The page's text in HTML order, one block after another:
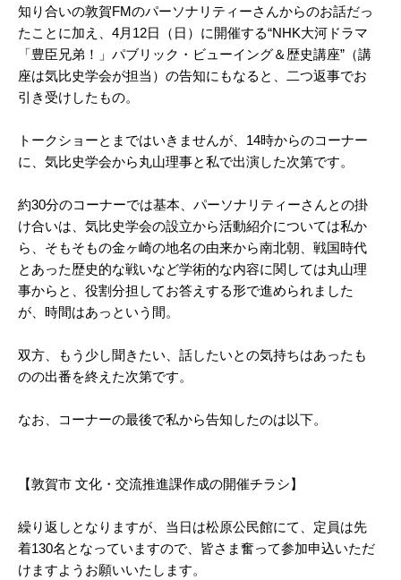
知り合いの敦賀FMのパーソナリティーさんからのお話だっ
たことに加え、4月12日（日）に開催する“NHK大河ドラマ
「豊臣兄弟！」パブリック・ビューイング＆歴史講座”（講
座は気比史学会が担当）の告知にもなると、二つ返事でお
引き受けしたもの。
トークショーとまではいきませんが、14時からのコーナー
に、気比史学会から丸山理事と私で出演した次第です。
約30分のコーナーでは基本、パーソナリティーさんとの掛
け合いは、気比史学会の設立から活動紹介については私か
ら、そもそもの金ヶ崎の地名の由来から南北朝、戦国時代
とあった歴史的な戦いなど学術的な内容に関しては丸山理
事からと、役割分担してお答えする形で進められました
が、時間はあっという間。
双方、もう少し聞きたい、話したいとの気持ちはあったも
のの出番を終えた次第です。
なお、コーナーの最後で私から告知したのは以下。
【敦賀市 文化・交流推進課作成の開催チラシ】
繰り返しとなりますが、当日は松原公民館にて、定員は先
着130名となっていますので、皆さま奮って参加申込いただ
けますようお願いいたします。